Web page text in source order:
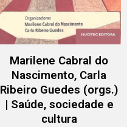
Marilene Cabral do
Nascimento, Carla
Ribeiro Guedes (orgs.)
| Saúde, sociedade e
cultura